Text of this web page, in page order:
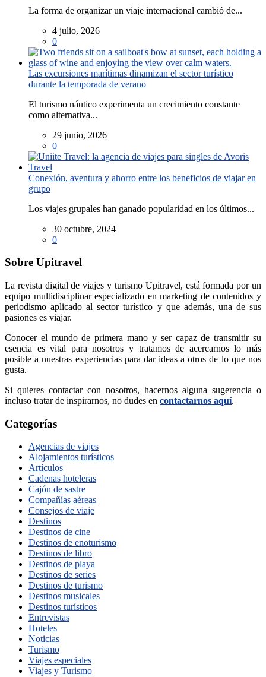
La forma de organizar un viaje internacional cambió de...
4 julio, 2026
0
Las excursiones marítimas dinamizan el sector turístico
durante la temporada de verano
El turismo náutico experimenta un crecimiento constante
como alternativa...
29 junio, 2026
0
Conexión, aventura y ahorro entre los beneficios de viajar en
grupo
Los viajes grupales han ganado popularidad en los últimos...
30 octubre, 2024
0
Sobre Upitravel
La revista digital de viajes y turismo Upitravel, está formada por un
equipo multidisciplinar especializado en marketing de contenidos y
periodismo aplicado al sector turístico y que además, una de sus
pasiones es viajar.
Conocer el mundo de primera mano y ser capaz de transmitir su
esencia es vital para nosotros y tratamos de acercarnos lo más
posible a nuestras experiencias para dar ideas a otros de lo que nos
gusta.
Si quieres contactar con nosotros, hacernos alguna sugerencia o
incluso tratar de inspirarnos, no dudes en contactarnos aquí.
Categorías
Agencias de viajes
Alojamientos turísticos
Artículos
Cadenas hoteleras
Cajón de sastre
Compañías aéreas
Consejos de viaje
Destinos
Destinos de cine
Destinos de enoturismo
Destinos de libro
Destinos de playa
Destinos de series
Destinos de turismo
Destinos musicales
Destinos turísticos
Entrevistas
Hoteles
Noticias
Turismo
Viajes especiales
Viajes y Turismo